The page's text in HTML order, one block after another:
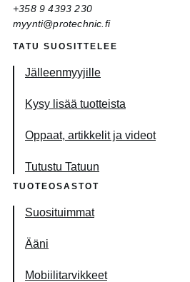
+358 9 4393 230
myynti@protechnic.fi
TATU SUOSITTELEE
Jälleenmyyjille
Kysy lisää tuotteista
Oppaat, artikkelit ja videot
Tutustu Tatuun
TUOTEOSASTOT
Suosituimmat
Ääni
Mobiilitarvikkeet